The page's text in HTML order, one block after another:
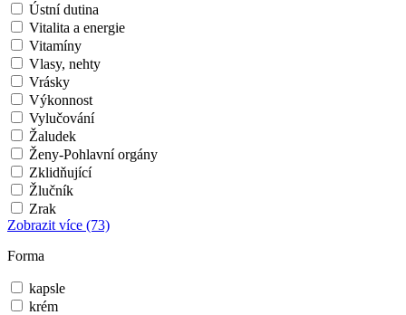
Ústní dutina
Vitalita a energie
Vitamíny
Vlasy, nehty
Vrásky
Výkonnost
Vylučování
Žaludek
Ženy-Pohlavní orgány
Zklidňující
Žlučník
Zrak
Zobrazit více (73)
Forma
kapsle
krém